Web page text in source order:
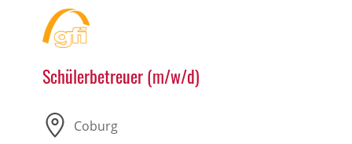
Schülerbetreuer (m/w/d)
Coburg